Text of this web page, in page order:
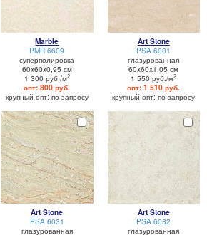
Marble
PMR 6609
суперполировка
60x60x0,95 см
1 300 руб./м2
опт: 800 руб.
крупный опт: по запросу
Art Stone
PSA 6001
глазурованная
60x60x1,05 см
1 550 руб./м2
опт: 1 510 руб.
крупный опт: по запросу
Art Stone
PSA 6031
глазурованная
Art Stone
PSA 6032
глазурованная